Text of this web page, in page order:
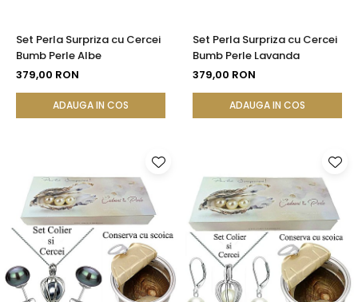
Set Perla Surpriza cu Cercei
Bumb Perle Albe
379,00 RON
ADAUGA IN COS
Set Perla Surpriza cu Cercei
Bumb Perle Lavanda
379,00 RON
ADAUGA IN COS